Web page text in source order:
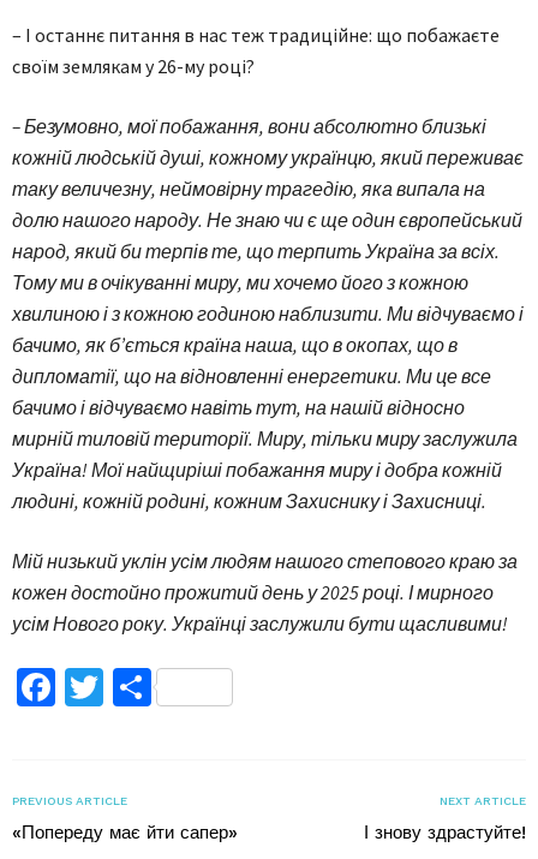
– І останнє питання в нас теж традиційне: що побажаєте
своїм землякам у 26-му році?
– Безумовно, мої побажання, вони абсолютно близькі
кожній людській душі, кожному українцю, який переживає
таку величезну, неймовірну трагедію, яка випала на
долю нашого народу. Не знаю чи є ще один європейський
народ, який би терпів те, що терпить Україна за всіх.
Тому ми в очікуванні миру, ми хочемо його з кожною
хвилиною і з кожною годиною наблизити. Ми відчуваємо і
бачимо, як б’ється країна наша, що в окопах, що в
дипломатії, що на відновленні енергетики. Ми це все
бачимо і відчуваємо навіть тут, на нашій відносно
мирній тиловій території. Миру, тільки миру заслужила
Україна! Мої найщиріші побажання миру і добра кожній
людині, кожній родині, кожним Захиснику і Захисниці.
Мій низький уклін усім людям нашого степового краю за
кожен достойно прожитий день у 2025 році. І мирного
усім Нового року. Українці заслужили бути щасливими!
Facebook
TwitterПоділитися
PREVIOUS ARTICLE
«Попереду має йти сапер»
NEXT ARTICLE
І знову здрастуйте!